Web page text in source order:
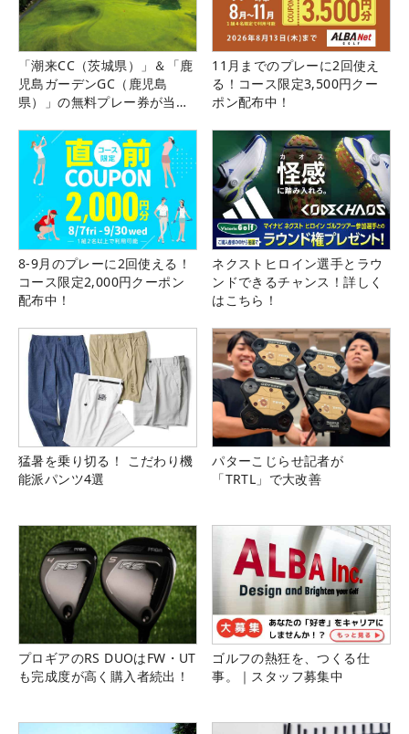
「潮来CC（茨城県）」＆「鹿
児島ガーデンGC（鹿児島
県）」の無料プレー券が当た
11月までのプレーに2回使え
る！コース限定3,500円クー
ポン配布中！
8-9月のプレーに2回使える！
コース限定2,000円クーポン
配布中！
ネクストヒロイン選手とラウ
ンドできるチャンス！詳しく
はこちら！
猛暑を乗り切る！ こだわり機
能派パンツ4選
パターこじらせ記者が
「TRTL」で大改善
プロギアのRS DUOはFW・UT
も完成度が高く購入者続出！
ゴルフの熱狂を、つくる仕
事。｜スタッフ募集中